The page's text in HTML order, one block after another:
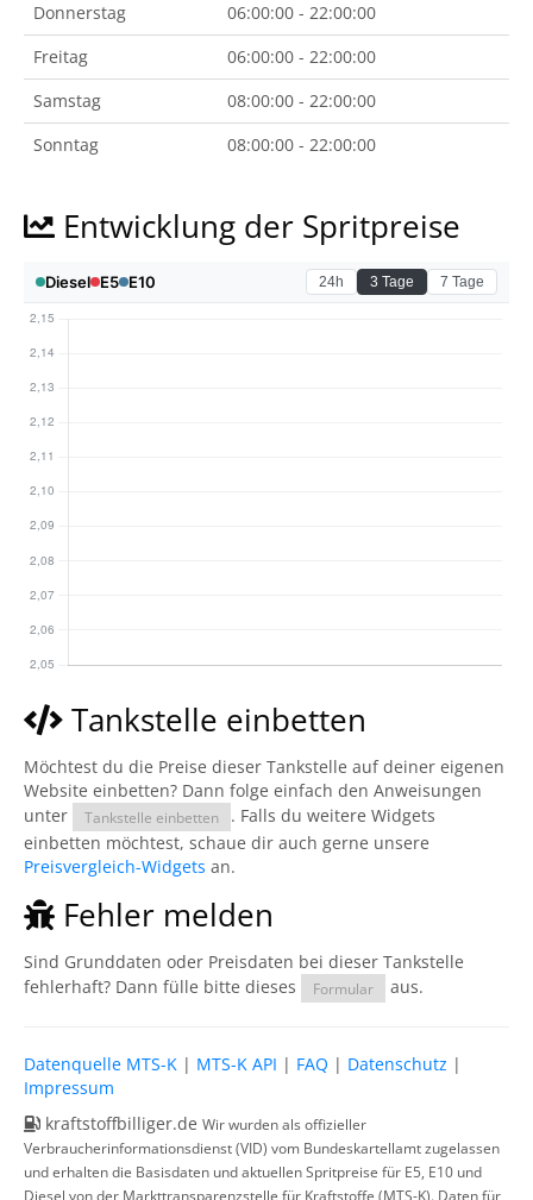
Donnerstag
06:00:00 - 22:00:00
Freitag
06:00:00 - 22:00:00
Samstag
08:00:00 - 22:00:00
Sonntag
08:00:00 - 22:00:00
Entwicklung der Spritpreise
Tankstelle einbetten
Möchtest du die Preise dieser Tankstelle auf deiner eigenen
Website einbetten? Dann folge einfach den Anweisungen
unter
Tankstelle einbetten
. Falls du weitere Widgets
einbetten möchtest, schaue dir auch gerne unsere
Preisvergleich-Widgets an.
Fehler melden
Sind Grunddaten oder Preisdaten bei dieser Tankstelle
fehlerhaft? Dann fülle bitte dieses
Formular aus.
Datenquelle MTS-K | MTS-K API | FAQ | Datenschutz |
Impressum
kraftstoffbilliger.de Wir wurden als offizieller
Verbraucherinformationsdienst (VID) vom Bundeskartellamt zugelassen
und erhalten die Basisdaten und aktuellen Spritpreise für E5, E10 und
Diesel von der Markttransparenzstelle für Kraftstoffe (MTS-K). Daten für